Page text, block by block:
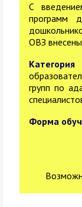
С
программ
ОВЗ
групп по
Форма